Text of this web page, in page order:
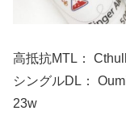
高抵抗MTL：
シングルDL：
23w